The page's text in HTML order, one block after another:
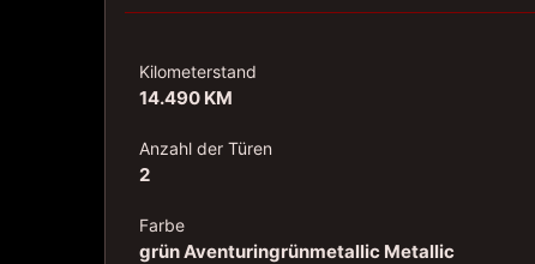
Kilometerstand
14.490 KM
Anzahl der Türen
2
Farbe
grün Aventuringrünmetallic Metallic